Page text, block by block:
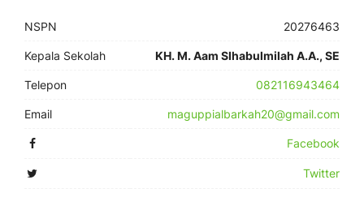
NSPN 20276463
Kepala Sekolah KH. M. Aam SIhabulmilah A.A., SE
Telepon 082116943464
Email maguppialbarkah20@gmail.com
Facebook
Twitter